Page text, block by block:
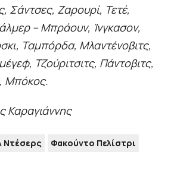
Σάντσες, Ζαρουρί, Τετέ,
– Μπράουν, Ίνγκασον,
Ταμπόρδα, Μλαντένοβιτς,
Τζούριτσιτς, Πάντοβιτς,
Μπόκος.
Καραγιάννης
Ντέσερς Φακούντο Πελίστρι